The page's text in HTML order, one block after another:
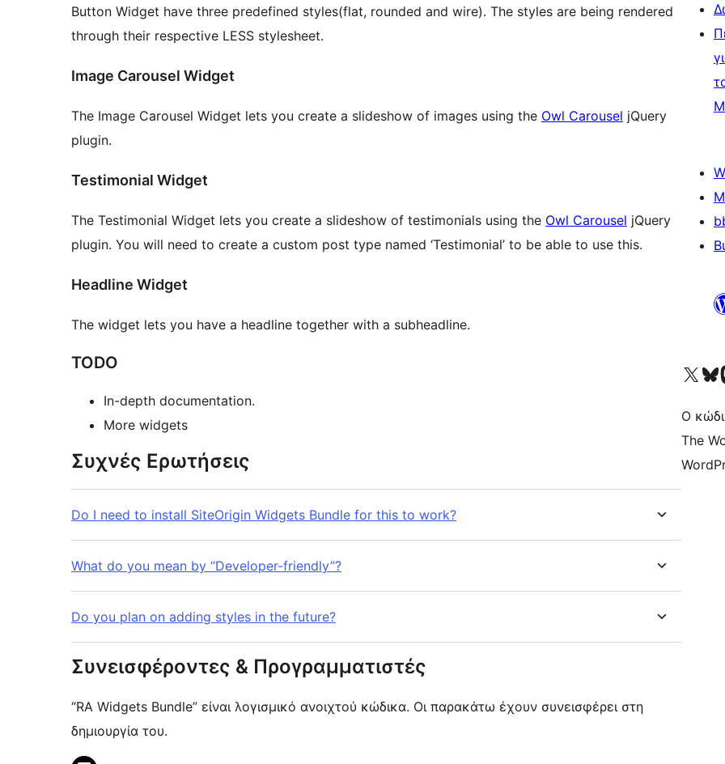
Button Widget have three predefined styles(flat, rounded and wire). The styles are being rendered
through their respective LESS stylesheet.
Image Carousel Widget
The Image Carousel Widget lets you create a slideshow of images using the Owl Carousel jQuery
plugin.
Testimonial Widget
The Testimonial Widget lets you create a slideshow of testimonials using the Owl Carousel jQuery
plugin. You will need to create a custom post type named ‘Testimonial’ to be able to use this.
Headline Widget
The widget lets you have a headline together with a subheadline.
TODO
In-depth documentation.
More widgets
Συχνές Ερωτήσεις
Do I need to install SiteOrigin Widgets Bundle for this to work?
What do you mean by “Developer-friendly”?
Do you plan on adding styles in the future?
Συνεισφέροντες & Προγραμματιστές
“RA Widgets Bundle” είναι λογισμικό ανοιχτού κώδικα. Οι παρακάτω έχουν συνεισφέρει στη
δημιουργία του.
Visit our XVisit
Ο
The